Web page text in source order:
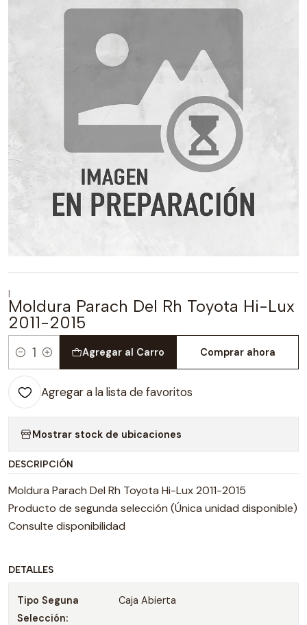
|
Moldura Parach Del Rh Toyota Hi-Lux
2011-2015
Cantidad
Agregar al Carro Comprar ahora
Agregar a la lista de favoritos
Mostrar stock de ubicaciones
DESCRIPCIÓN
Moldura Parach Del Rh Toyota Hi-Lux 2011-2015
Producto de segunda selección (Única unidad disponible)
Consulte disponibilidad
DETALLES
Tipo Seguna
Selección:
Caja Abierta